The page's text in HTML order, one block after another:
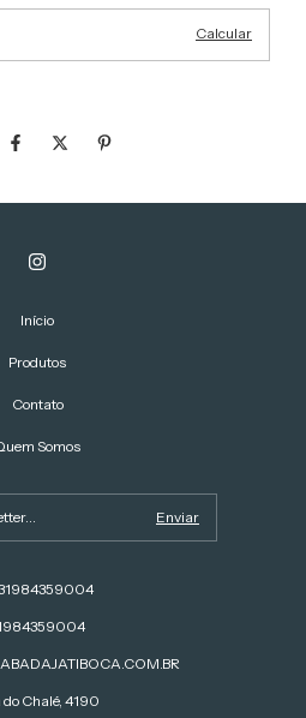
Calcular
Início
Produtos
Contato
Somos
do Chalé, 4190